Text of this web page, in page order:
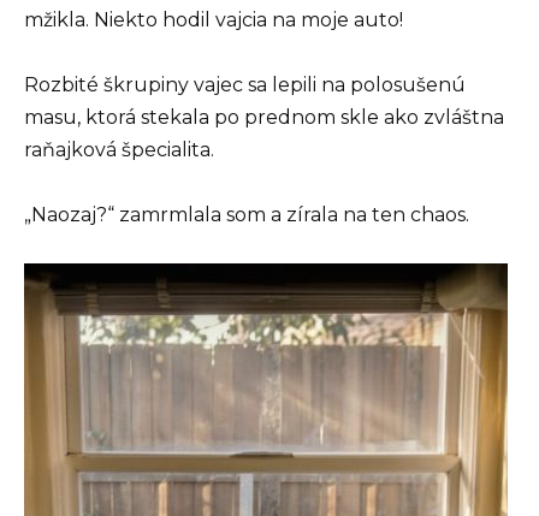
mžikla. Niekto hodil vajcia na moje auto!
Rozbité škrupiny vajec sa lepili na polosušenú
masu, ktorá stekala po prednom skle ako zvláštna
raňajková špecialita.
„Naozaj?“ zamrmlala som a zírala na ten chaos.